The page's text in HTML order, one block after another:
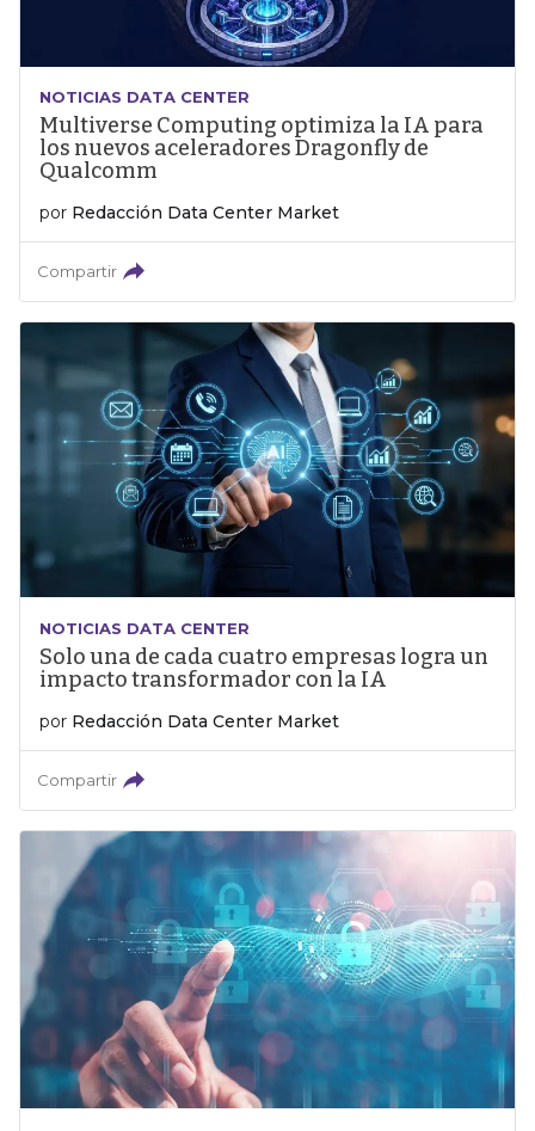
NOTICIAS DATA CENTER
Multiverse Computing optimiza la IA para
los nuevos aceleradores Dragonfly de
Qualcomm
por Redacción Data Center Market
Compartir
NOTICIAS DATA CENTER
Solo una de cada cuatro empresas logra un
impacto transformador con la IA
por Redacción Data Center Market
Compartir